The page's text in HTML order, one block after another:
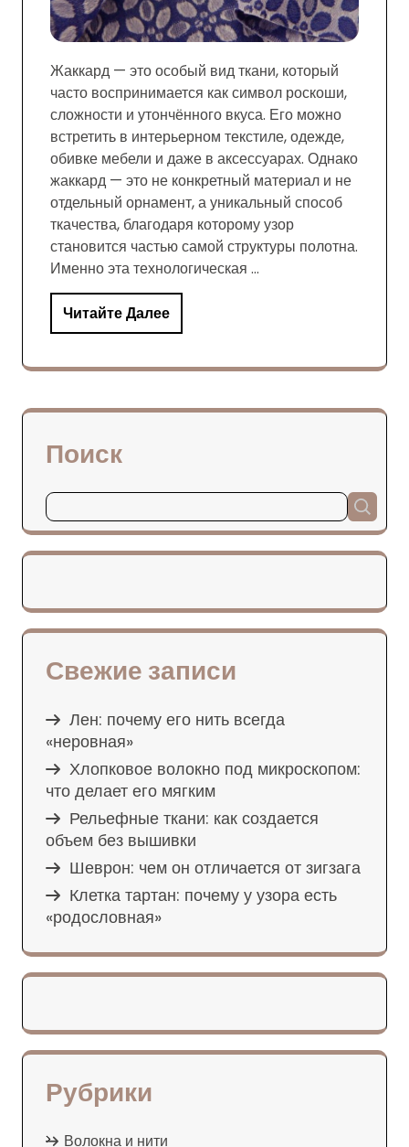
Жаккард — это особый вид ткани, который
часто воспринимается как символ роскоши,
сложности и утончённого вкуса. Его можно
встретить в интерьерном текстиле, одежде,
обивке мебели и даже в аксессуарах. Однако
жаккард — это не конкретный материал и не
отдельный орнамент, а уникальный способ
ткачества, благодаря которому узор
становится частью самой структуры полотна.
Именно эта технологическая …
Читайте Далее
Поиск
Свежие записи
Лен: почему его нить всегда
«неровная»
Хлопковое волокно под микроскопом:
что делает его мягким
Рельефные ткани: как создается
объем без вышивки
Шеврон: чем он отличается от зигзага
Клетка тартан: почему у узора есть
«родословная»
Рубрики
Волокна и нити